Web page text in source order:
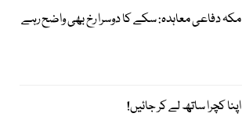
مکہ دفاعی معاہدہ: سکے کا دوسرا رخ بھی واضح رہے
اپنا کچرا ساتھ لے کر جائیں!